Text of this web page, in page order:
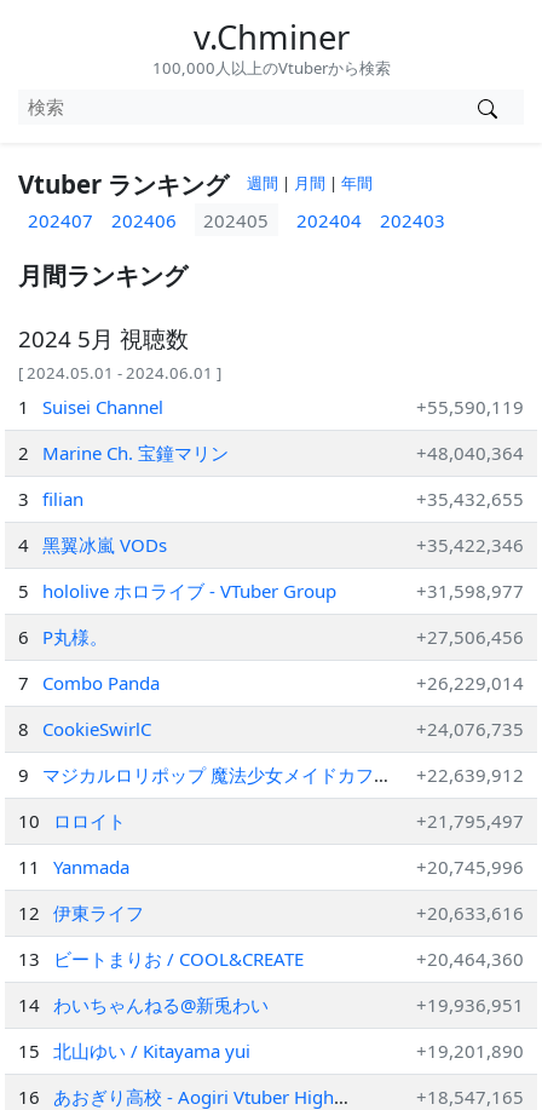
v.Chminer
100,000人以上のVtuberから検索
Vtuber ランキング 週間 | 月間 | 年間
202407 202406 202405 202404 202403
月間ランキング
2024 5月 視聴数
[ 2024.05.01 - 2024.06.01 ]
1 Suisei Channel
+55,590,119
2
Marine Ch. 宝鐘マリン
+48,040,364
3
filian
+35,432,655
4 黑翼冰嵐 VODs
+35,422,346
5
hololive ホロライブ - VTuber Group
+31,598,977
6
P丸様。
+27,506,456
7
Combo Panda
+26,229,014
8
CookieSwirlC
+24,076,735
9
マジカルロリポップ 魔法少女メイドカフ
ェ
+22,639,912
10
ロロイト
+21,795,497
11
Yanmada
+20,745,996
12
伊東ライフ
+20,633,616
13
ビートまりお / COOL&CREATE
+20,464,360
14 わいちゃんねる@新兎わい
+19,936,951
15
北山ゆい / Kitayama yui
+19,201,890
16
あおぎり高校 - Aogiri Vtuber High
+18,547,165